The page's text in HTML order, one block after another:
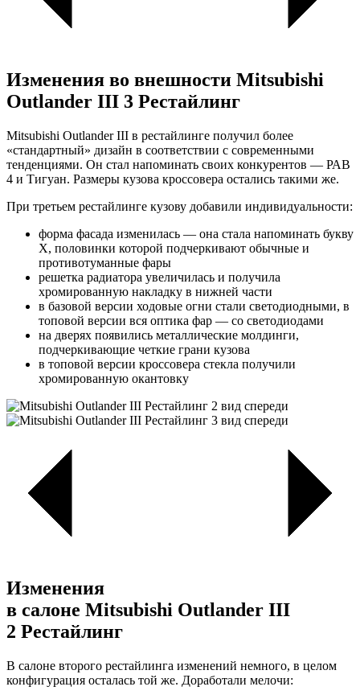
Изменения во внешности Mitsubishi
Outlander III 3 Рестайлинг
Mitsubishi Outlander III в рестайлинге получил более
«стандартный» дизайн в соответствии с современными
тенденциями. Он стал напоминать своих конкурентов — РАВ
4 и Тигуан. Размеры кузова кроссовера остались такими же.
При третьем рестайлинге кузову добавили индивидуальности:
форма фасада изменилась — она стала напоминать букву
Х, половинки которой подчеркивают обычные и
противотуманные фары
решетка радиатора увеличилась и получила
хромированную накладку в нижней части
в базовой версии ходовые огни стали светодиодными, в
топовой версии вся оптика фар — со светодиодами
на дверях появились металлические молдинги,
подчеркивающие четкие грани кузова
в топовой версии кроссовера стекла получили
хромированную окантовку
Изменения
в салоне Mitsubishi Outlander III
2 Рестайлинг
В салоне второго рестайлинга изменений немного, в целом
конфигурация осталась той же. Доработали мелочи: